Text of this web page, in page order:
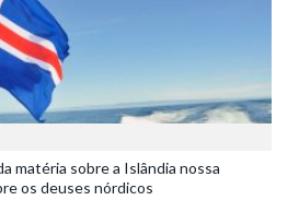
matéria sobre a Islândia nossa
os deuses nórdicos